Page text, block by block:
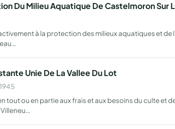
Du Milieu Aquatique De Castelmoron Sur
à la protection des milieux aquatiques et
Unie De La Vallee Du Lot
tout ou en partie aux frais et aux besoins du culte et